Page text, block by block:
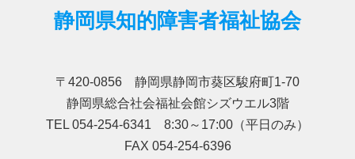
静岡県知的障害者福祉協会
〒420-0856 静岡県静岡市葵区駿府町1-70
静岡県総合社会福祉会館シズウエル3階
TEL 054-254-6341 8:30～17:00（平日のみ）
FAX 054-254-6396